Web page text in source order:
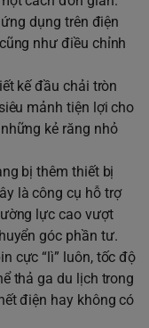
dụng trên điện
như điều chỉnh
kế đầu chải tròn
mảnh tiện lợi cho
kẻ răng nhỏ
bị thêm thiết bị
là công cụ hỗ trợ
lực cao vượt
góc phần tư.
cực “lì” luôn, tốc độ
thả ga du lịch trong
điện hay không có